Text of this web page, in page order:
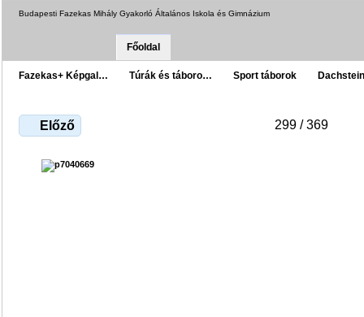
Budapesti Fazekas Mihály Gyakorló Általános Iskola és Gimnázium
Főoldal
Fazekas+ Képgal… Túrák és táboro… Sport táborok
Előző 299 / 369